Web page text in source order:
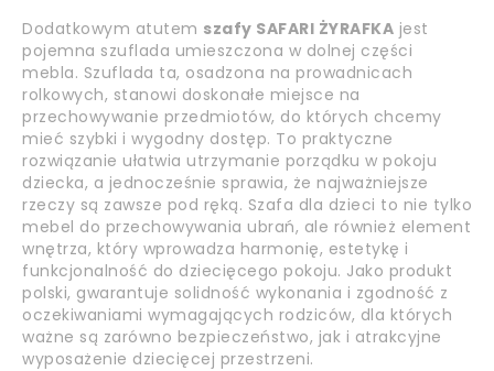
Dodatkowym atutem szafy SAFARI ŻYRAFKA jest
pojemna szuflada umieszczona w dolnej części
mebla. Szuflada ta, osadzona na prowadnicach
rolkowych, stanowi doskonałe miejsce na
przechowywanie przedmiotów, do których chcemy
mieć szybki i wygodny dostęp. To praktyczne
rozwiązanie ułatwia utrzymanie porządku w pokoju
dziecka, a jednocześnie sprawia, że najważniejsze
rzeczy są zawsze pod ręką. Szafa dla dzieci to nie tylko
mebel do przechowywania ubrań, ale również element
wnętrza, który wprowadza harmonię, estetykę i
funkcjonalność do dziecięcego pokoju. Jako produkt
polski, gwarantuje solidność wykonania i zgodność z
oczekiwaniami wymagających rodziców, dla których
ważne są zarówno bezpieczeństwo, jak i atrakcyjne
wyposażenie dziecięcej przestrzeni.